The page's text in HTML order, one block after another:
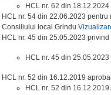
HCL nr. 62 din
HCL nr. 54 din 22.06.2023
Consiliului local Grindu
HCL nr. 45 din 25.05.2023
HCL nr. 45 din
HCL nr. 52 din 16.12.2019
HCL nr. 52 din